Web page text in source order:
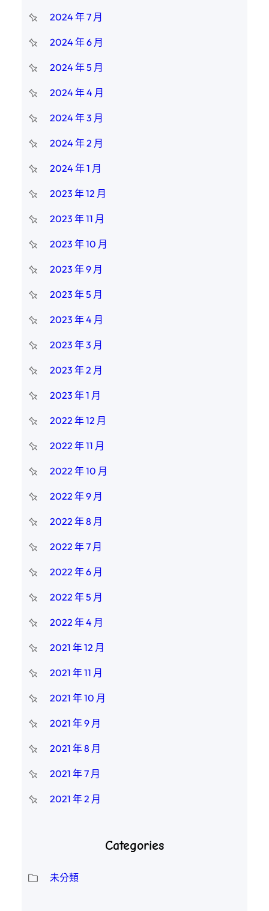
2024 年 7 月
2024 年 6 月
2024 年 5 月
2024 年 4 月
2024 年 3 月
2024 年 2 月
2024 年 1 月
2023 年 12 月
2023 年 11 月
2023 年 10 月
2023 年 9 月
2023 年 5 月
2023 年 4 月
2023 年 3 月
2023 年 2 月
2023 年 1 月
2022 年 12 月
2022 年 11 月
2022 年 10 月
2022 年 9 月
2022 年 8 月
2022 年 7 月
2022 年 6 月
2022 年 5 月
2022 年 4 月
2021 年 12 月
2021 年 11 月
2021 年 10 月
2021 年 9 月
2021 年 8 月
2021 年 7 月
2021 年 2 月
Categories
未分類